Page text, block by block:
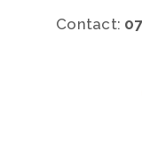
Contact: